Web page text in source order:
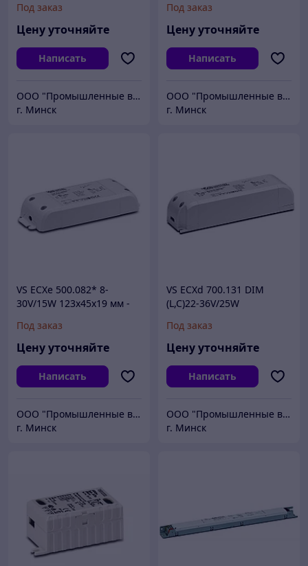
Под заказ
Цену уточняйте
Написать
ООО "Промышленные вентиляторы и компоненты"
г. Минск
Под заказ
Цену уточняйте
Написать
ООО "Промышленные вентиляторы и компоненты"
г. Минск
VS ECXe 500.082* 8-
30V/15W 123x45x19 мм -
Под заказ
Цену уточняйте
Написать
ООО "Промышленные вентиляторы и компоненты"
г. Минск
VS ECXd 700.131 DIM
(L,C)22-36V/25W
для светодиодов
Под заказ
Цену уточняйте
Написать
ООО "Промышленные вентиляторы и компоненты"
г. Минск